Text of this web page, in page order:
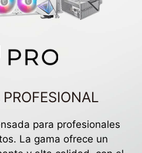
para profesionales
La gama ofrece un